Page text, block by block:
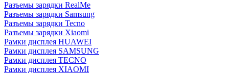
Разъемы зарядки RealMe
Разъемы зарядки Samsung
Разъемы зарядки Tecno
Разъемы зарядки Xiaomi
Рамки дисплея HUAWEI
Рамки дисплея SAMSUNG
Рамки дисплея TECNO
Рамки дисплея XIAOMI